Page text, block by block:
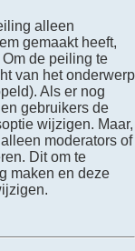
alleen
gemaakt heeft,
de peiling te
van het onderwerp
Als er nog
gebruikers de
wijzigen. Maar,
moderators of
Dit om te
maken en deze